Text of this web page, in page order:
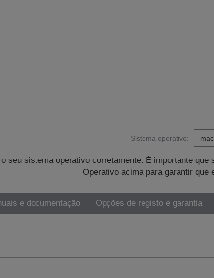
Sistema operativo:
seu sistema operativo corretamente. É importante que
Operativo acima para garantir que
e documentação Opções de registo e garantia